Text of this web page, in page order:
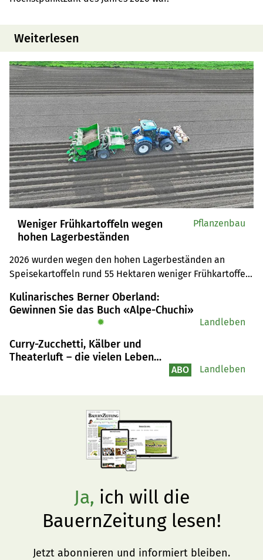
Weiterlesen
Weniger Frühkartoffeln wegen
hohen Lagerbeständen
2026 wurden wegen den hohen Lagerbeständen an
Speisekartoffeln rund 55 Hektaren weniger Frühkartoffeln
Pflanzenbau
Kulinarisches Berner Oberland:
Gewinnen Sie das Buch «Alpe-Chuchi»
✹ Landleben
Curry-Zucchetti, Kälber und
Theaterluft – die vielen Leben
ABO Landleben
Ja, ich will die
BauernZeitung lesen!
Jetzt abonnieren und informiert bleiben.